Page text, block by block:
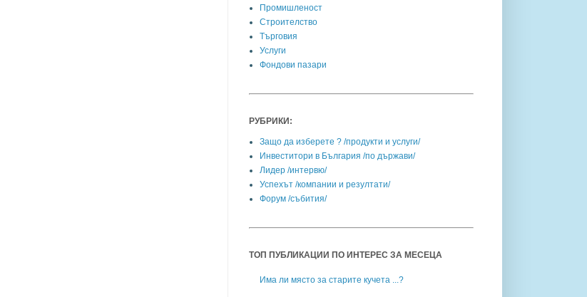
Промишленост
Строителство
Търговия
Услуги
Фондови пазари
РУБРИКИ:
Защо да изберете ? /продукти и услуги/
Инвеститори в България /по държави/
Лидер /интервю/
Успехът /компании и резултати/
Форум /събития/
ТОП ПУБЛИКАЦИИ ПО ИНТЕРЕС ЗА МЕСЕЦА
Има ли място за старите кучета ...?